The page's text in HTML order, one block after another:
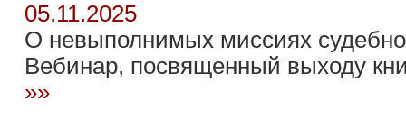
05.11.2025
О невыполнимых миссиях
Вебинар, посвященный выходу
»»